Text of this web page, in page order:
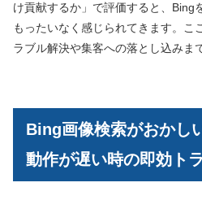
け貢献するか」で評価すると、Bing
もったいなく感じられてきます。こ
ラブル解決や集客への落とし込みま
Bing画像検索がおかし
動作が遅い時の即効ト